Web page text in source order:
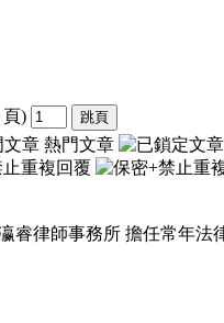
頁)
熱門文章
止重複回覆
睿律師事務所 擔任常年法